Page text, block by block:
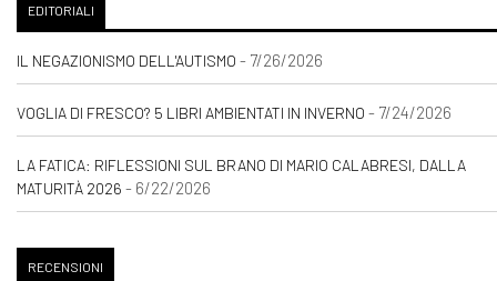
EDITORIALI
IL NEGAZIONISMO DELL'AUTISMO - 7/26/2026
VOGLIA DI FRESCO? 5 LIBRI AMBIENTATI IN INVERNO - 7/24/2026
LA FATICA: RIFLESSIONI SUL BRANO DI MARIO CALABRESI, DALLA
MATURITÀ 2026 - 6/22/2026
RECENSIONI